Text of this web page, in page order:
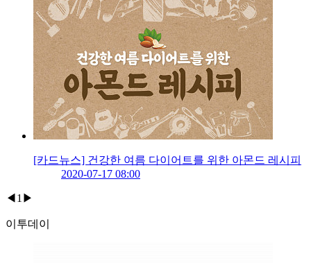
[카드뉴스] 건강한 여름 다이어트를 위한 아몬드 레시피
2020-07-17 08:00
◀ 1 ▶
이투데이